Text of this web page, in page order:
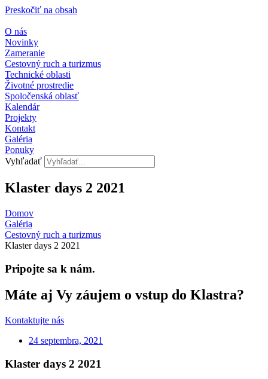
Preskočiť na obsah
O nás
Novinky
Zameranie
Cestovný ruch a turizmus
Technické oblasti
Životné prostredie
Spoločenská oblasť
Kalendár
Projekty
Kontakt
Galéria
Ponuky
Vyhľadať
Klaster days 2 2021
Domov
Galéria
Cestovný ruch a turizmus​
Klaster days 2 2021
Pripojte sa k nám.
Máte aj Vy záujem o vstup do Klastra?
Kontaktujte nás
24 septembra, 2021
Klaster days 2 2021